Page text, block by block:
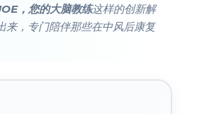
，您的大脑教练这样的创新解
来，专门陪伴那些在中风后康复